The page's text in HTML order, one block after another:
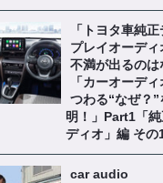
「トヨタ車純
プレイオーディ
不満が出るのは
「カーオーディ
つわる“なぜ？”
明！」Part1「
ディオ」編 その
car audio